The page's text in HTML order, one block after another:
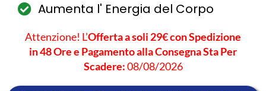
Aumenta l' Energia del Corpo
Attenzione! L’Offerta a soli 29€ con Spedizione
in 48 Ore e Pagamento alla Consegna Sta Per
Scadere:08/08/2026